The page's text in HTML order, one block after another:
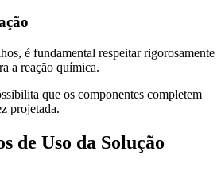
é fundamental respeitar rigorosamente
a reação química.
que os componentes completem
projetada.
de Uso da Solução